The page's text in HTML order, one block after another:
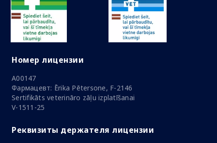
Номер лицензии
A00147
Фармацевт: Ērika Pētersone, F-2146
Sertifikāts veterināro zāļu izplatīšanai
V-1511-25
Реквизиты держателя лицензии